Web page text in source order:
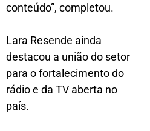
conteúdo”, completou.
Lara Resende ainda
destacou a união do setor
para o fortalecimento do
rádio e da TV aberta no
país.